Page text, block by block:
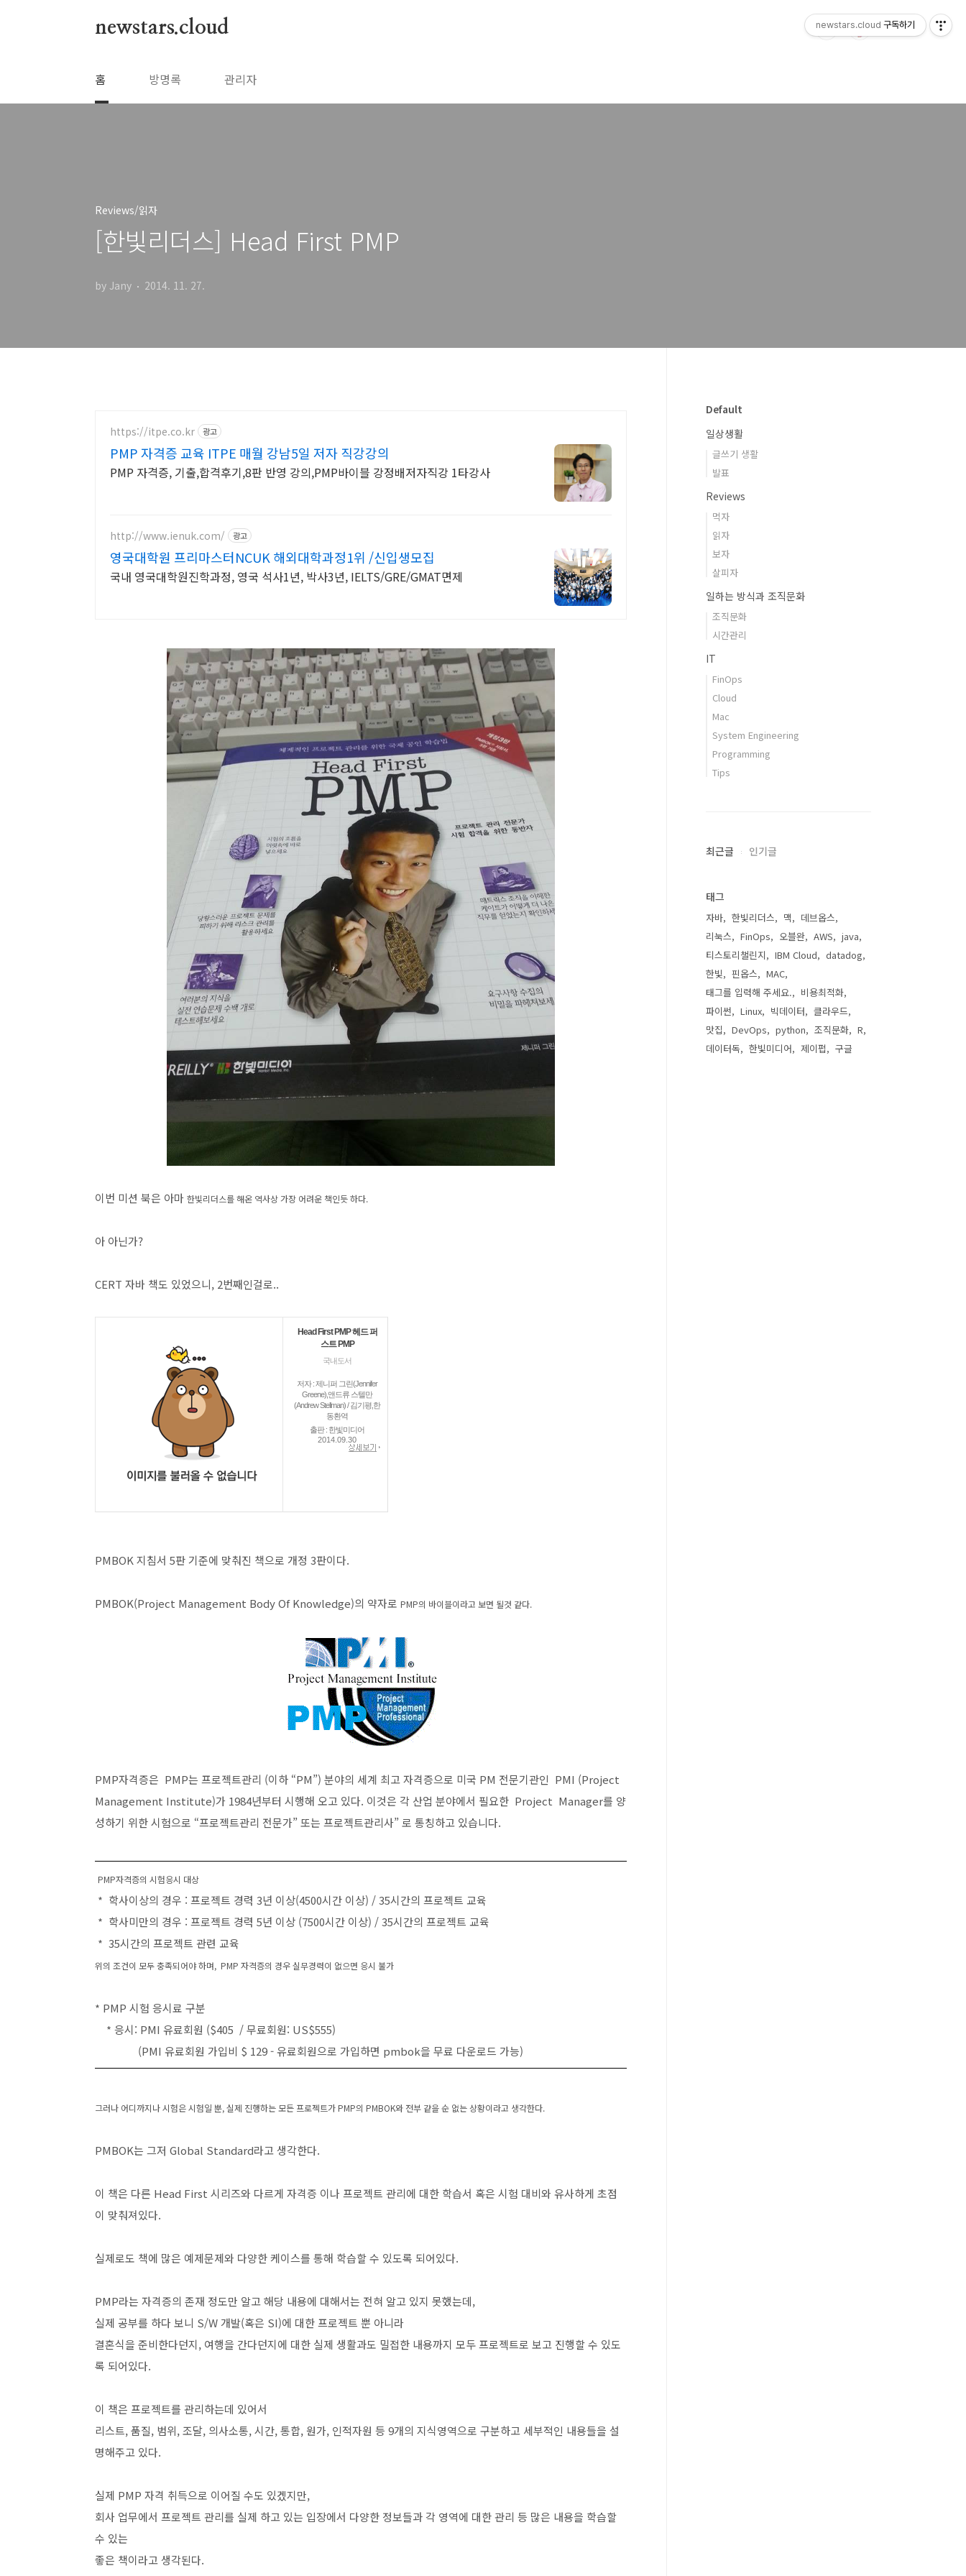
newstars.cloud
홈 방명록 관리자
Reviews/읽자
[한빛리더스] Head First PMP
by Jany 2014. 11. 27.
https://itpe.co.kr 광고
PMP 자격증 교육 ITPE 매월 강남5일 저자 직강강의
PMP 자격증, 기출,합격후기,8판 반영 강의,PMP바이블 강정배저자직강 1타강사
http://www.ienuk.com/ 광고
영국대학원 프리마스터NCUK 해외대학과정1위 /신입생모집
국내 영국대학원진학과정, 영국 석사1년, 박사3년, IELTS/GRE/GMAT면제
이번 미션 북은 아마 한빛리더스를 해온 역사상 가장 어려운 책인듯 하다.
아 아닌가?
CERT 자바 책도 있었으니, 2번째인걸로..
Head First PMP 헤드 퍼
스트 PMP
국내도서
저자 : 제니퍼 그린(Jennifer
Greene),앤드류 스텔만
(Andrew Stellman) / 김기평,한
동환역
출판 : 한빛미디어
2014.09.30
PMBOK 지침서 5판 기준에 맞춰진 책으로 개정 3판이다.
PMBOK(Project Management Body Of Knowledge)의 약자로 PMP의 바이블이라고 보면 될것 같다.
PMP자격증은 PMP는 프로젝트관리 (이하 “PM”) 분야의 세계 최고 자격증으로 미국 PM 전문기관인 PMI (Project
Management Institute)가 1984년부터 시행해 오고 있다. 이것은 각 산업 분야에서 필요한 Project Manager를 양
성하기 위한 시험으로 “프로젝트관리 전문가” 또는 프로젝트관리사” 로 통칭하고 있습니다.
PMP자격증의 시험응시 대상
* 학사이상의 경우 : 프로젝트 경력 3년 이상(4500시간 이상) / 35시간의 프로젝트 교육
* 학사미만의 경우 : 프로젝트 경력 5년 이상 (7500시간 이상) / 35시간의 프로젝트 교육
* 35시간의 프로젝트 관련 교육
위의 조건이 모두 충족되어야 하며, PMP 자격증의 경우 실무경력이 없으면 응시 불가
* PMP 시험 응시료 구분
* 응시: PMI 유료회원 ($405 / 무료회원: US$555)
(PMI 유료회원 가입비 $ 129 - 유료회원으로 가입하면 pmbok을 무료 다운로드 가능)
그러나 어디까지나 시험은 시험일 뿐, 실제 진행하는 모든 프로젝트가 PMP의 PMBOK와 전부 같을 순 없는 상황이라고 생각한다.
PMBOK는 그저 Global Standard라고 생각한다.
이 책은 다른 Head First 시리즈와 다르게 자격증 이나 프로젝트 관리에 대한 학습서 혹은 시험 대비와 유사하게 초점
이 맞춰져있다.
실제로도 책에 많은 예제문제와 다양한 케이스를 통해 학습할 수 있도록 되어있다.
PMP라는 자격증의 존재 정도만 알고 해당 내용에 대해서는 전혀 알고 있지 못했는데,
실제 공부를 하다 보니 S/W 개발(혹은 SI)에 대한 프로젝트 뿐 아니라
결혼식을 준비한다던지, 여행을 간다던지에 대한 실제 생활과도 밀접한 내용까지 모두 프로젝트로 보고 진행할 수 있도
록 되어있다.
이 책은 프로젝트를 관리하는데 있어서
리스트, 품질, 범위, 조달, 의사소통, 시간, 통합, 원가, 인적자원 등 9개의 지식영역으로 구분하고 세부적인 내용들을 설
명해주고 있다.
실제 PMP 자격 취득으로 이어질 수도 있겠지만,
회사 업무에서 프로젝트 관리를 실제 하고 있는 입장에서 다양한 정보들과 각 영역에 대한 관리 등 많은 내용을 학습할
수 있는
좋은 책이라고 생각된다.
Default
일상생활
글쓰기 생활
발표
Reviews
먹자
읽자
보자
살피자
일하는 방식과 조직문화
조직문화
시간관리
IT
FinOps
Cloud
Mac
System Engineering
Programming
Tips
최근글 인기글
태그
자바 한빛리더스 맥
데브옵스
리눅스
FinOps 오블완 AWS
java
티스토리챌린지
IBM Cloud
datadog
한빛
핀옵스
MAC
태그를 입력해 주세요.
비용최적화
파이썬
Linux 빅데이터
클라우드
맛집
DevOps python 조직문화
R
데이터독
한빛미디어 제이펍 구글
newstars.cloud 구독하기